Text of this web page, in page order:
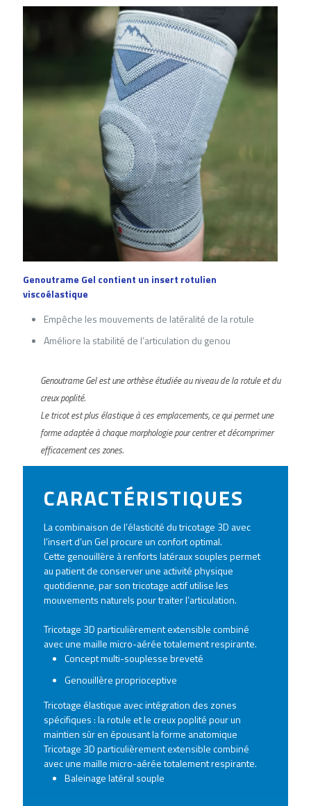
Genoutrame Gel contient un insert rotulien
viscoélastique
Empêche les mouvements de latéralité de la rotule
Améliore la stabilité de l’articulation du genou
Genoutrame Gel est une orthèse étudiée au niveau de la rotule et du
creux poplité.
Le tricot est plus élastique à ces emplacements, ce qui permet une
forme adaptée à chaque morphologie pour centrer et décomprimer
efficacement ces zones.
CARACTÉRISTIQUES
La combinaison de l’élasticité du tricotage 3D avec
l’insert d’un Gel procure un confort optimal.
Cette genouillère à renforts latéraux souples permet
au patient de conserver une activité physique
quotidienne, par son tricotage actif utilise les
mouvements naturels pour traiter l’articulation.
Tricotage 3D particulièrement extensible combiné
avec une maille micro-aérée totalement respirante.
Concept multi-souplesse breveté
Genouillère proprioceptive
Tricotage élastique avec intégration des zones
spécifiques : la rotule et le creux poplité pour un
maintien sûr en épousant la forme anatomique
Tricotage 3D particulièrement extensible combiné
avec une maille micro-aérée totalement respirante.
Baleinage latéral souple